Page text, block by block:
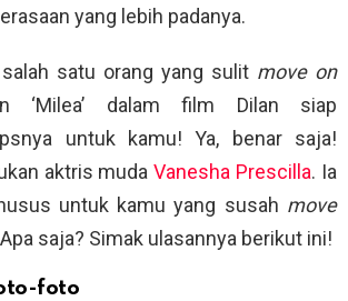
yang lebih padanya.
satu orang yang sulit move on
‘Milea’ dalam film Dilan siap
untuk kamu! Ya, benar saja!
aktris mudaVanesha Prescilla. Ia
untuk kamu yang susah move
saja? Simak ulasannya berikut ini!
foto